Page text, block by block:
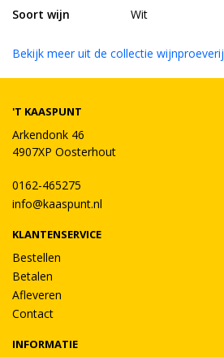
Soort wijn Wit
Bekijk meer uit de collectie wijnproeverij
'T KAASPUNT
Arkendonk 46
4907XP Oosterhout
0162-465275
info@kaaspunt.nl
KLANTENSERVICE
Bestellen
Betalen
Afleveren
Contact
INFORMATIE